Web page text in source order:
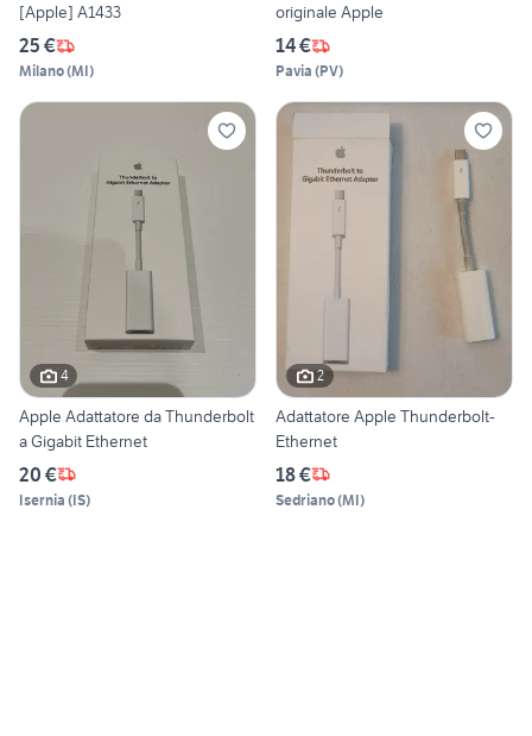
[Apple] A1433
25 €
Milano(MI)
originale Apple
14 €
Pavia (PV)
4
Apple Adattatore da Thunderbolt
a Gigabit Ethernet
20 €
Isernia (IS)
2
Adattatore Apple Thunderbolt-
Ethernet
18 €
Sedriano(MI)